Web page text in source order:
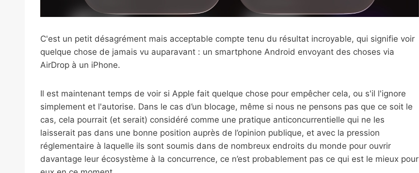
C'est un petit désagrément mais acceptable compte tenu du résultat incroyable, qui signifie voir
quelque chose de jamais vu auparavant : un smartphone Android envoyant des choses via
AirDrop à un iPhone.
Il est maintenant temps de voir si Apple fait quelque chose pour empêcher cela, ou s'il l'ignore
simplement et l'autorise. Dans le cas d’un blocage, même si nous ne pensons pas que ce soit le
cas, cela pourrait (et serait) considéré comme une pratique anticoncurrentielle qui ne les
laisserait pas dans une bonne position auprès de l’opinion publique, et avec la pression
réglementaire à laquelle ils sont soumis dans de nombreux endroits du monde pour ouvrir
davantage leur écosystème à la concurrence, ce n’est probablement pas ce qui est le mieux pour